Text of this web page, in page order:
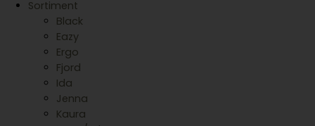
Sortiment
Black
Eazy
Ergo
Fjord
Ida
Jenna
Kaura